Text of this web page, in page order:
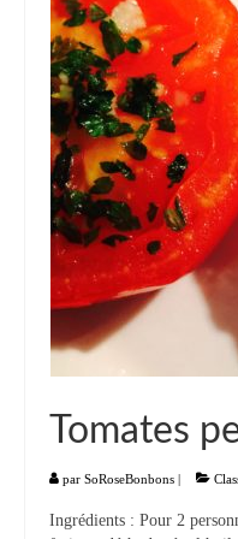
Liste
Entrées
Aumônières
Blinis Cakes
Salades Verrines
Tartinades
Divers entrées
Plats
Légumes
Pâtes Riz
Poissons
Tomates
par SoRoseBonbons |
Ingrédients : Pour 2